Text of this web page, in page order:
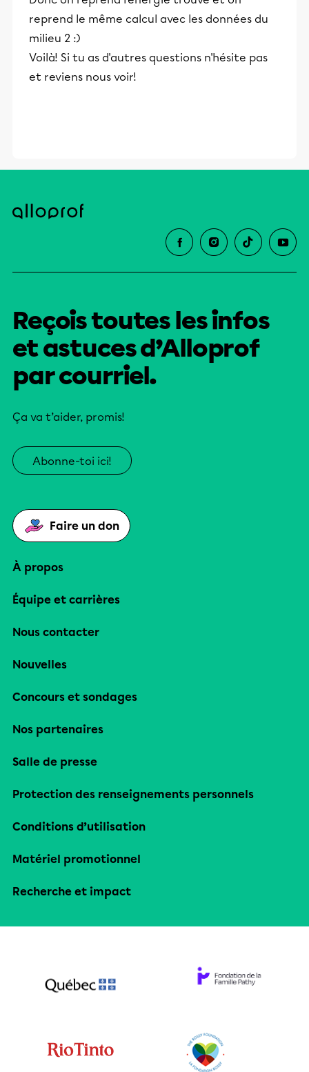
reprend le même calcul avec les données du
milieu 2 :)
Voilà! Si tu as d'autres questions n'hésite pas
et reviens nous voir!
Reçois toutes les infos
et astuces d’Alloprof
par courriel.
Ça va t’aider, promis!
Abonne-toi ici!
Faire un don
À propos
Équipe et carrières
Nous contacter
Nouvelles
Concours et sondages
Nos partenaires
Salle de presse
Protection des renseignements personnels
Conditions d’utilisation
Matériel promotionnel
Recherche et impact